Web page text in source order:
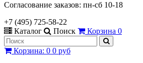
Согласование заказов: пн-сб 10-18
+7 (495) 725-58-22
Каталог
Поиск Корзина 0
Корзина: 0 0 руб